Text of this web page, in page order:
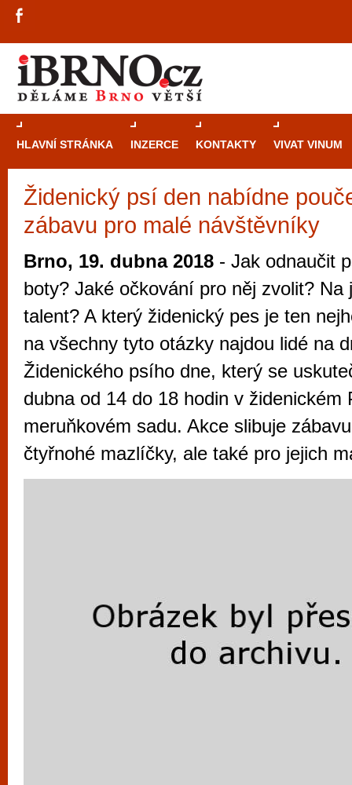
HLAVNÍ STRÁNKA INZERCE KONTAKTY VIVAT VINUM
Židenický psí den nabídne
zábavu pro malé návštěvníky
Brno, 19. dubna 2018 - Jak odnaučit
boty? Jaké očkování pro něj zvolit? Na
talent? A který židenický pes je ten
na všechny tyto otázky najdou lidé na
Židenického psího dne, který se
dubna od 14 do 18 hodin v židenickém
meruňkovém sadu. Akce slibuje
čtyřnohé mazlíčky, ale také pro jejich
Průvodce
Brně: Od
Brno je
zajímavé
restaurace,
Mimo jiné je ale také místem, kde si
vyzkoušet různé kasinové hry. V
metropoli naleznete širokou nabídku her
po moderní automaty jak pro pravidelné
příležitostné hráče. V...